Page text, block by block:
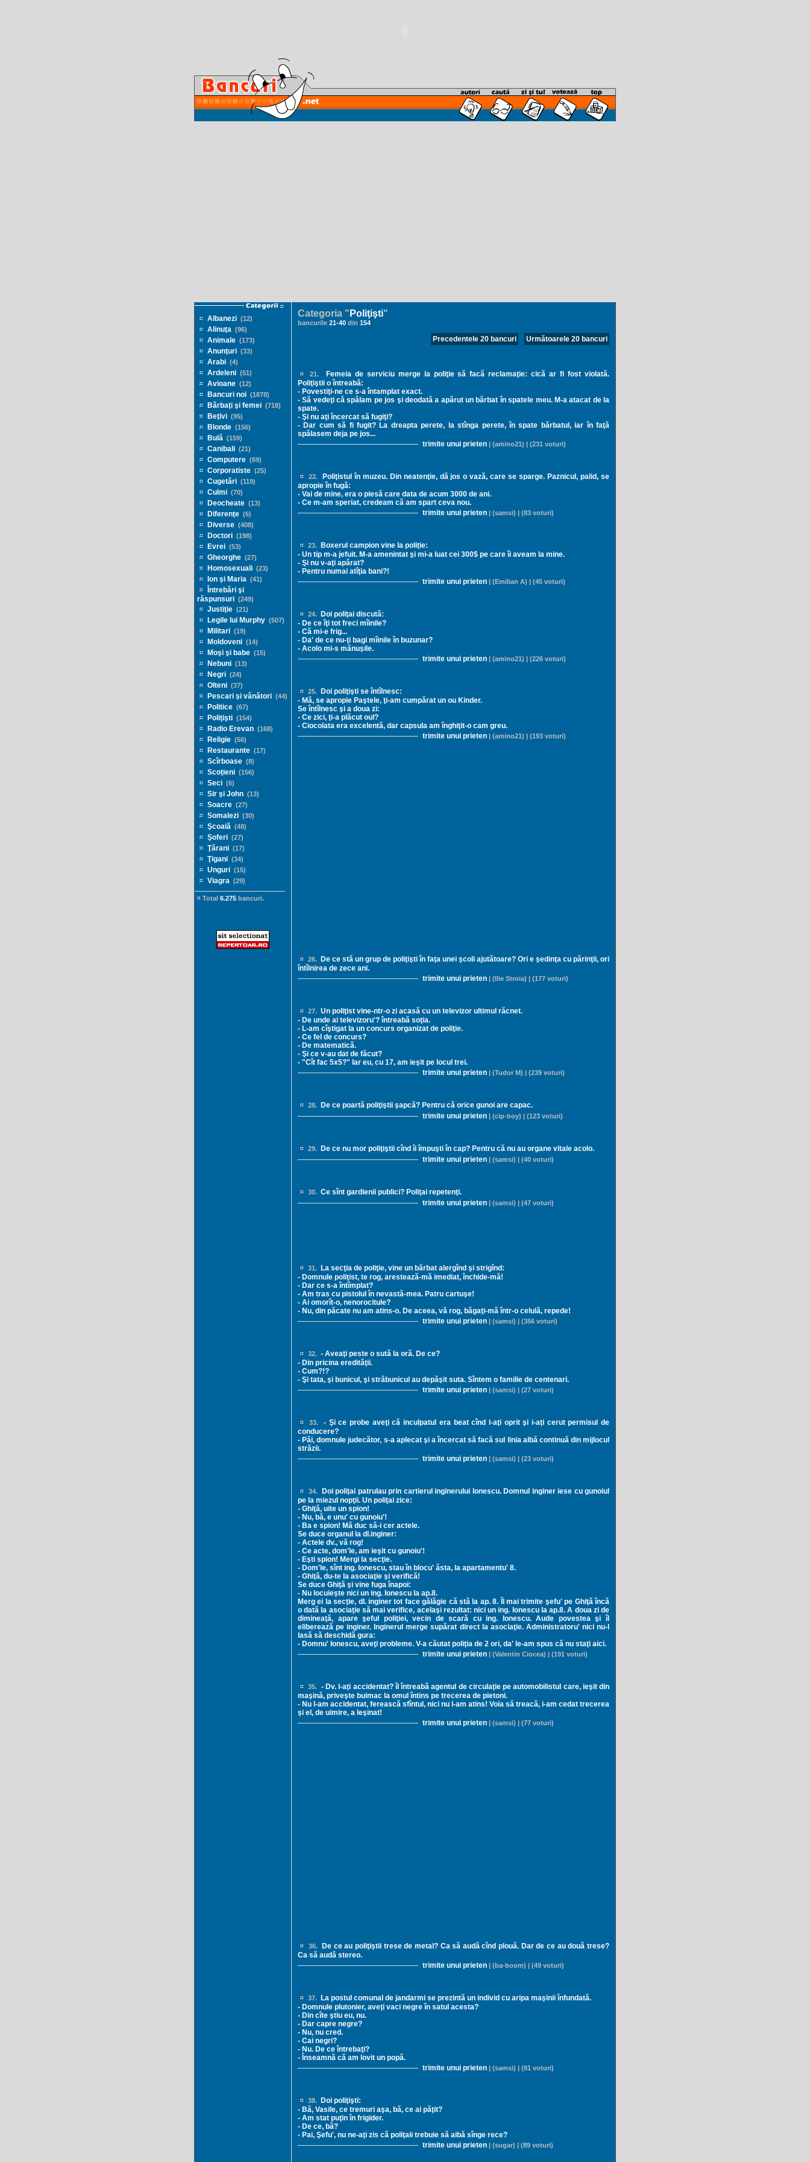
Albanezi (12)
Alinuţa (96)
Animale (173)
Anunţuri (33)
Arabi (4)
Ardeleni (51)
Avioane (12)
Bancuri noi (1878)
Bărbaţi şi femei (718)
Beţivi (95)
Blonde (156)
Bulă (159)
Canibali (21)
Computere (69)
Corporatiste (25)
Cugetări (119)
Culmi (70)
Deocheate (13)
Diferenţe (6)
Diverse (408)
Doctori (198)
Evrei (53)
Gheorghe (27)
Homosexuali (23)
Ion şi Maria (41)
Întrebări şi
răspunsuri (249)
Justiţie (21)
Legile lui Murphy (507)
Militari (19)
Moldoveni (14)
Moşi şi babe (15)
Nebuni (13)
Negri (24)
Olteni (37)
Pescari şi vânători (44)
Politice (67)
Poliţişti (154)
Radio Erevan (168)
Religie (56)
Restaurante (17)
Scîrboase (8)
Scoţieni (156)
Seci (6)
Sir şi John (13)
Soacre (27)
Somalezi (30)
Şcoală (48)
Şoferi (27)
Ţărani (17)
Ţigani (34)
Unguri (15)
Viagra (29)
Total 6.275 bancuri.
Categoria " Poliţişti"
bancurile 21-40 din 154
Precedentele 20 bancuri Următoarele 20 bancuri
21.
Femeia de serviciu merge la poliţie să facă reclamaţie: cică ar fi fost violată.
Poliţiştii o întreabă:
- Povestiţi-ne ce s-a întamplat exact.
- Să vedeţi că spălam pe jos şi deodată a apărut un bărbat în spatele meu. M-a atacat de la
spate.
- Şi nu aţi încercat să fugiţi?
- Dar cum să fi fugit? La dreapta perete, la stînga perete, în spate bărbatul, iar în faţă
spălasem deja pe jos...
trimite unui prieten | (amino21) | (231 voturi)
22.
Poliţistul în muzeu. Din neatenţie, dă jos o vază, care se sparge. Paznicul, palid, se
apropie în fugă:
- Vai de mine, era o piesă care data de acum 3000 de ani.
- Ce m-am speriat, credeam că am spart ceva nou.
trimite unui prieten | (samsi) | (83 voturi)
23.
Boxerul campion vine la poliţie:
- Un tip m-a jefuit. M-a amenintat şi mi-a luat cei 300$ pe care îi aveam la mine.
- Şi nu v-aţi apărat?
- Pentru numai atîţia bani?!
trimite unui prieten | (Emilian A) | (45 voturi)
24.
Doi poliţai discută:
- De ce îţi tot freci mîinile?
- Că mi-e frig...
- Da' de ce nu-ţi bagi mîinile în buzunar?
- Acolo mi-s mănuşile.
trimite unui prieten | (amino21) | (226 voturi)
25.
Doi poliţişti se întîlnesc:
- Mă, se apropie Paştele, ţi-am cumpărat un ou Kinder.
Se întîlnesc şi a doua zi:
- Ce zici, ţi-a plăcut oul?
- Ciocolata era excelentă, dar capsula am înghiţit-o cam greu.
trimite unui prieten | (amino21) | (193 voturi)
26.
De ce stă un grup de poliţişti în faţa unei şcoli ajutătoare? Ori e şedinţa cu părinţii, ori
întîlnirea de zece ani.
trimite unui prieten | (Ilie Stroia) | (177 voturi)
27. Un poliţist vine-ntr-o zi acasă cu un televizor ultimul răcnet.
- De unde ai televizoru'? întreabă soţia.
- L-am cîştigat la un concurs organizat de poliţie.
- Ce fel de concurs?
- De matematică.
- Şi ce v-au dat de făcut?
- "Cît fac 5x5?" Iar eu, cu 17, am ieşit pe locul trei.
trimite unui prieten | (Tudor M) | (239 voturi)
28.
De ce poartă poliţiştii şapcă? Pentru că orice gunoi are capac.
trimite unui prieten | (cip-boy) | (123 voturi)
29.
De ce nu mor poliţiştii cînd îi împuşti în cap? Pentru că nu au organe vitale acolo.
trimite unui prieten | (samsi) | (40 voturi)
30. Ce sînt gardienii publici? Poliţai repetenţi.
trimite unui prieten | (samsi) | (47 voturi)
31.
La secţia de poliţie, vine un bărbat alergînd şi strigînd:
- Domnule poliţist, te rog, arestează-mă imediat, închide-mă!
- Dar ce s-a întîmplat?
- Am tras cu pistolul în nevastă-mea. Patru cartuşe!
- Ai omorît-o, nenorocitule?
- Nu, din păcate nu am atins-o. De aceea, vă rog, băgaţi-mă într-o celulă, repede!
trimite unui prieten | (samsi) | (356 voturi)
32. - Aveaţi peste o sută la oră. De ce?
- Din pricina eredităţii.
- Cum?!?
- Şi tata, şi bunicul, şi străbunicul au depăşit suta. Sîntem o familie de centenari.
trimite unui prieten | (samsi) | (27 voturi)
33.
- Şi ce probe aveţi că inculpatul era beat cînd l-aţi oprit şi i-aţi cerut permisul de
conducere?
- Păi, domnule judecător, s-a aplecat şi a încercat să facă sul linia albă continuă din mijlocul
străzii.
trimite unui prieten | (samsi) | (23 voturi)
34.
Doi poliţai patrulau prin cartierul inginerului Ionescu. Domnul inginer iese cu gunoiul
pe la miezul nopţii. Un poliţai zice:
- Ghiţă, uite un spion!
- Nu, bă, e unu' cu gunoiu'!
- Ba e spion! Mă duc să-i cer actele.
Se duce organul la dl.inginer:
- Actele dv., vă rog!
- Ce acte, dom'le, am ieşit cu gunoiu'!
- Eşti spion! Mergi la secţie.
- Dom'le, sînt ing. Ionescu, stau în blocu' ăsta, la apartamentu' 8.
- Ghiţă, du-te la asociaţie şi verifică!
Se duce Ghiţă şi vine fuga înapoi:
- Nu locuieşte nici un ing. Ionescu la ap.8.
Merg ei la secţie, dl. inginer tot face gălăgie că stă la ap. 8. Îl mai trimite şefu' pe Ghiţă încă
o dată la asociaţie să mai verifice, acelaşi rezultat: nici un ing. Ionescu la ap.8. A doua zi de
dimineaţă, apare şeful poliţiei, vecin de scară cu ing. Ionescu. Aude povestea şi îl
eliberează pe inginer. Inginerul merge supărat direct la asociaţie. Administratoru' nici nu-l
lasă să deschidă gura:
- Domnu' Ionescu, aveţi probleme. V-a căutat poliţia de 2 ori, da' le-am spus că nu staţi aici.
trimite unui prieten | (Valentin Ciocea) | (191 voturi)
35. - Dv. l-aţi accidentat? îl întreabă agentul de circulaţie pe automobilistul care, ieşit din
maşină, priveşte buimac la omul întins pe trecerea de pietoni.
- Nu l-am accidentat, ferească sfîntul, nici nu l-am atins! Voia să treacă, i-am cedat trecerea
şi el, de uimire, a leşinat!
trimite unui prieten | (samsi) | (77 voturi)
36.
De ce au poliţiştii trese de metal? Ca să audă cînd plouă. Dar de ce au două trese?
Ca să audă stereo.
trimite unui prieten | (ba-boom) | (49 voturi)
37.
La postul comunal de jandarmi se prezintă un individ cu aripa maşinii înfundată.
- Domnule plutonier, aveţi vaci negre în satul acesta?
- Din cîte ştiu eu, nu.
- Dar capre negre?
- Nu, nu cred.
- Cai negri?
- Nu. De ce întrebaţi?
- Înseamnă că am lovit un popă.
trimite unui prieten | (samsi) | (81 voturi)
38.
Doi poliţişti:
- Bă, Vasile, ce tremuri aşa, bă, ce ai păţit?
- Am stat puţin în frigider.
- De ce, bă?
- Pai, Şefu', nu ne-aţi zis că poliţaii trebuie să aibă sînge rece?
trimite unui prieten | (sugar) | (89 voturi)